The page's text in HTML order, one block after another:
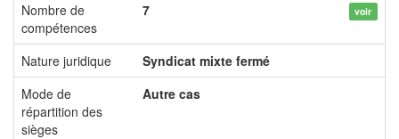
Nombre de
compétences
7 voir
Nature juridique
Syndicat mixte fermé
Mode de
répartition des
sièges
Autre cas